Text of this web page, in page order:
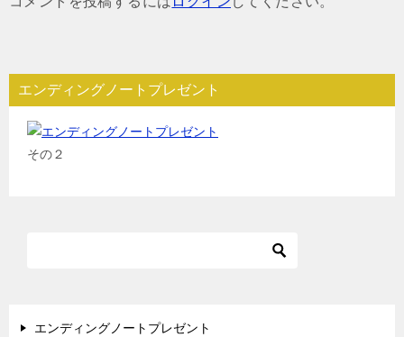
ョ
ン
エンディングノートプレゼント
その２
エンディングノートプレゼント